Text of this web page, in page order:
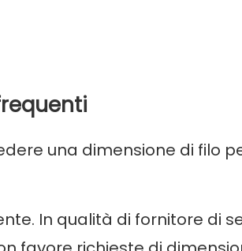
una dimensione di
In qualità di fornitore di